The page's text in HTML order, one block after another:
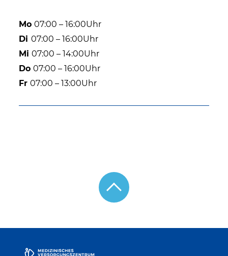
Mo 07:00 – 16:00Uhr
Di 07:00 – 16:00Uhr
Mi 07:00 – 14:00Uhr
Do 07:00 – 16:00Uhr
Fr 07:00 – 13:00Uhr